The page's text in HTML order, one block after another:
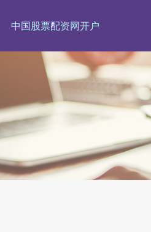
中国股票配资网开户